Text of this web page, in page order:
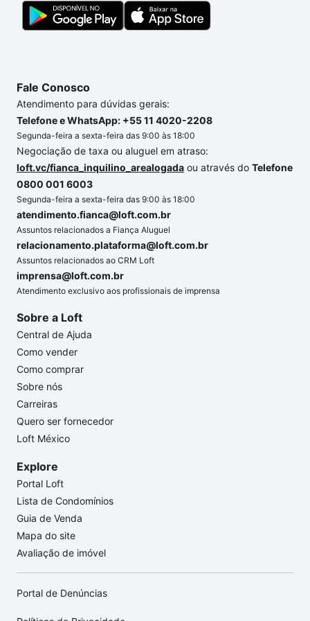
gente para comprar o imóvel dos seus sonhos com
segurança e conforto. Loft, com você até as
Fale Conosco
Atendimento para dúvidas gerais:
Telefone e WhatsApp: +55 11 4020-2208
Segunda-feira a sexta-feira das 9:00 às 18:00
Negociação de taxa ou aluguel em atraso:
loft.vc/fianca_inquilino_arealogada ou através do Telefone
0800 001 6003
Segunda-feira a sexta-feira das 9:00 às 18:00
atendimento.fianca@loft.com.br
Assuntos relacionados a Fiança Aluguel
relacionamento.plataforma@loft.com.br
Assuntos relacionados ao CRM Loft
imprensa@loft.com.br
Atendimento exclusivo aos profissionais de imprensa
Sobre a Loft
Central de Ajuda
Como vender
Como comprar
Sobre nós
Carreiras
Quero ser fornecedor
Loft México
Explore
Portal Loft
Lista de Condomínios
Guia de Venda
Mapa do site
Avaliação de imóvel
Portal de Denúncias